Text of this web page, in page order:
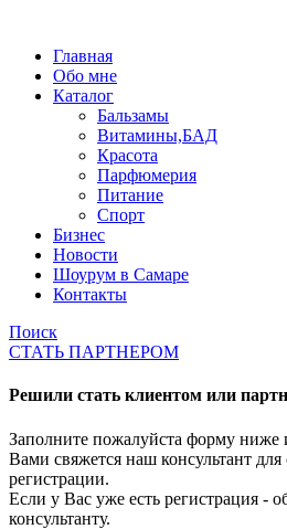
Главная
Обо мне
Каталог
Бальзамы
Витамины,БАД
Красота
Парфюмерия
Питание
Спорт
Бизнес
Новости
Шоурум в Самаре
Контакты
Поиск
СТАТЬ ПАРТНЕРОМ
Решили стать клиентом или
Заполните пожалуйста форму ниже
Вами свяжется наш консультант
регистрации.
Если у Вас уже есть регистрация -
консультанту.